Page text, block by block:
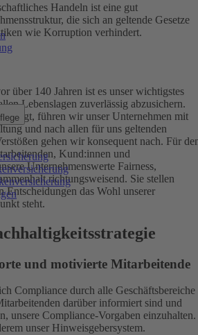
Handeln ist eine gut
die sich an geltende Gesetze
wie Korruption verhindert.
über 140 Jahren ist es unser wichtigstes
Lebenslagen zuverlässig abzusichern.
gelingt, führen wir unser Unternehmen mit
und nach allen für uns geltenden
gehen wir konsequent nach. Für
Kund:innen und
Unternehmenswerte Fairness,
richtungsweisend. Sie stellen
Entscheidungen das Wohl unserer
steht.
und motivierte Mitarbeitende
Compliance durch alle Geschäftsbereiche
darüber informiert sind und
unsere Compliance-Vorgaben einzuhalten.
unser Hinweisgebersystem.